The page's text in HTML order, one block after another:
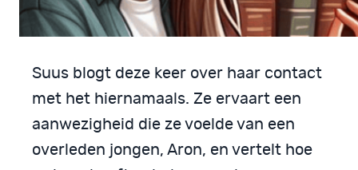
Suus blogt deze keer over haar contact
met het hiernamaals. Ze ervaart een
aanwezigheid die ze voelde van een
overleden jongen, Aron, en vertelt hoe